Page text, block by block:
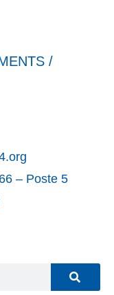
/
– Poste 5